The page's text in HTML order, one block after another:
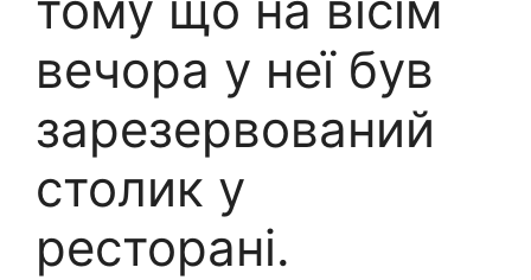
вечора у неї був
зарезервований
столик у
ресторані.